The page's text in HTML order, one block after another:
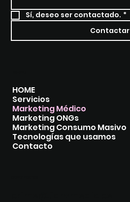
Sí, deseo ser contactado. *
Contactar
HOME
Servicios
Marketing Médico
Marketing ONGs
Marketing Consumo Masivo
Tecnologías que usamos
Contacto